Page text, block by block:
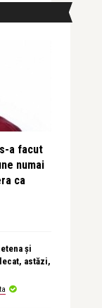
a facut
numai
ca
și
astăzi,